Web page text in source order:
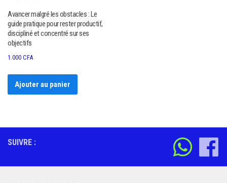
Avancer malgré les obstacles : Le
guide pratique pour rester productif,
discipliné et concentré sur ses
objectifs
1.000 CFA
Ajouter au panier
SUIVRE :